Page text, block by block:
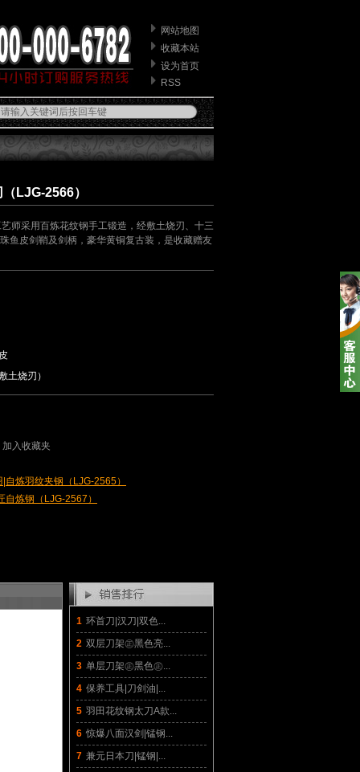
网站地图
收藏本站
设为首页
RSS
LJG-2566）
师采用百炼花纹钢手工锻造，经敷土烧刃、十三
鱼皮剑鞘及剑柄，豪华黄铜复古装，是收藏赠友
土烧刃）
加入收藏夹
自炼羽纹夹钢（LJG-2565）
自炼钢（LJG-2567）
1 环首刀|汉刀|双色...
2 双层刀架㊣黑色亮...
3 单层刀架㊣黑色㊣...
4 保养工具|刀剑油|...
5 羽田花纹钢太刀A款...
6 惊爆八面汉剑|锰钢...
7 兼元日本刀|锰钢|...